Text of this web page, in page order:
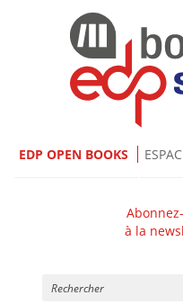
EDP OPEN BOOKS
à la